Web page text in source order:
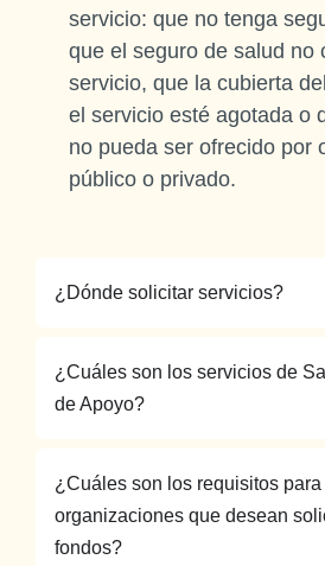
servicio: que no tenga
que el seguro de salud no
servicio, que la cubierta
el servicio esté agotada o
no pueda ser ofrecido por
público o privado.
¿Dónde solicitar servicios?
¿Cuáles son los servicios de
de Apoyo?
¿Cuáles son los requisitos
organizaciones que desean
fondos?